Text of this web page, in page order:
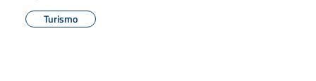
Turismo